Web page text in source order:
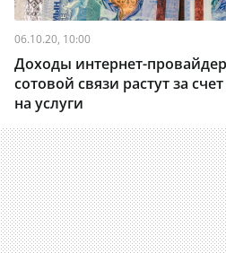
06.10.20, 10:00
Доходы интернет-
сотовой связи растут за
на услуги